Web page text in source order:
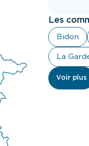
Les
Bidon
La
Voir plus